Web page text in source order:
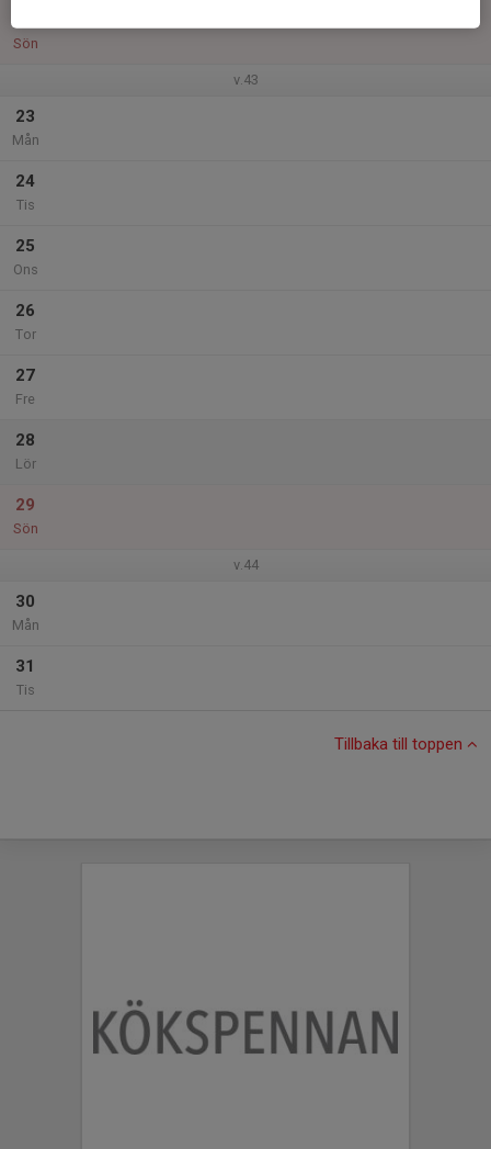
Sön
v.43
23
Mån
24
Tis
25
Ons
26
Tor
27
Fre
28
Lör
29
Sön
v.44
30
Mån
31
Tis
Tillbaka till toppen